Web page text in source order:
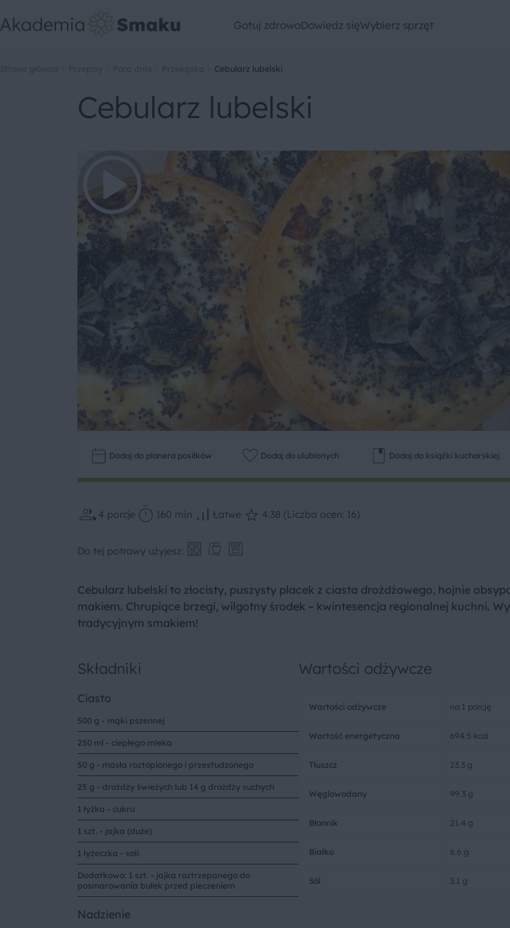
Gotuj zdrowoDowiedz sięWybierz sprzęt
Cebularz lubelski
Cebularz lubelski
Dodaj do planera posiłków Dodaj do ulubionych Dodaj do książki kucharskiej
4 porcje 160 min Łatwe 4.38 (Liczba ocen: 16)
Do tej potrawy użyjesz:
Cebularz lubelski to złocisty, puszysty placek z ciasta drożdżowego, hojnie
makiem. Chrupiące brzegi, wilgotny środek – kwintesencja regionalnej kuchni.
tradycyjnym smakiem!
Składniki
Ciasto
500 g - mąki pszennej
250 ml - ciepłego mleka
50 g - masła roztopionego i przestudzonego
25 g - drożdży świeżych lub 14 g drożdży suchych
1 łyżka - cukru
1 szt. - jajka (duże)
1 łyżeczka - soli
Dodatkowo: 1 szt. - jajka roztrzepanego do
posmarowania bułek przed pieczeniem
Nadzienie
Wartości odżywcze
Wartości odżywcze na 1 porcję
Wartość energetyczna 694.5 kcal
Tłuszcz 23.3 g
Węglowodany 99.3 g
Błonnik 21.4 g
Białko 6.6 g
Sól 3.1 g